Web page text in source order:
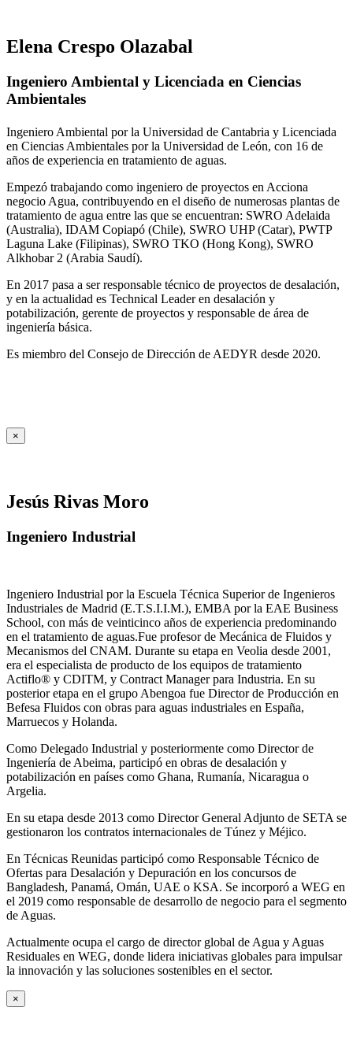
Elena Crespo Olazabal
Ingeniero Ambiental y Licenciada en Ciencias
Ambientales
Ingeniero Ambiental por la Universidad de Cantabria y Licenciada
en Ciencias Ambientales por la Universidad de León, con 16 de
años de experiencia en tratamiento de aguas.
Empezó trabajando como ingeniero de proyectos en Acciona
negocio Agua, contribuyendo en el diseño de numerosas plantas de
tratamiento de agua entre las que se encuentran: SWRO Adelaida
(Australia), IDAM Copiapó (Chile), SWRO UHP (Catar), PWTP
Laguna Lake (Filipinas), SWRO TKO (Hong Kong), SWRO
Alkhobar 2 (Arabia Saudí).
En 2017 pasa a ser responsable técnico de proyectos de desalación,
y en la actualidad es Technical Leader en desalación y
potabilización, gerente de proyectos y responsable de área de
ingeniería básica.
Es miembro del Consejo de Dirección de AEDYR desde 2020.
×
Jesús Rivas Moro
Ingeniero Industrial
Ingeniero Industrial por la Escuela Técnica Superior de Ingenieros
Industriales de Madrid (E.T.S.I.I.M.), EMBA por la EAE Business
School, con más de veinticinco años de experiencia predominando
en el tratamiento de aguas.Fue profesor de Mecánica de Fluidos y
Mecanismos del CNAM. Durante su etapa en Veolia desde 2001,
era el especialista de producto de los equipos de tratamiento
Actiflo® y CDITM, y Contract Manager para Industria. En su
posterior etapa en el grupo Abengoa fue Director de Producción en
Befesa Fluidos con obras para aguas industriales en España,
Marruecos y Holanda.
Como Delegado Industrial y posteriormente como Director de
Ingeniería de Abeima, participó en obras de desalación y
potabilización en países como Ghana, Rumanía, Nicaragua o
Argelia.
En su etapa desde 2013 como Director General Adjunto de SETA se
gestionaron los contratos internacionales de Túnez y Méjico.
En Técnicas Reunidas participó como Responsable Técnico de
Ofertas para Desalación y Depuración en los concursos de
Bangladesh, Panamá, Omán, UAE o KSA. Se incorporó a WEG en
el 2019 como responsable de desarrollo de negocio para el segmento
de Aguas.
Actualmente ocupa el cargo de director global de Agua y Aguas
Residuales en WEG, donde lidera iniciativas globales para impulsar
la innovación y las soluciones sostenibles en el sector.
×